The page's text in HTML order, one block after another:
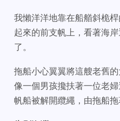
我懶洋洋地靠在船艏斜桅
起來的前支帆上，看著海
了。
拖船小心翼翼將這艘老舊
像一個男孩攙扶著一位老
帆船被解開纜繩，由拖船拖